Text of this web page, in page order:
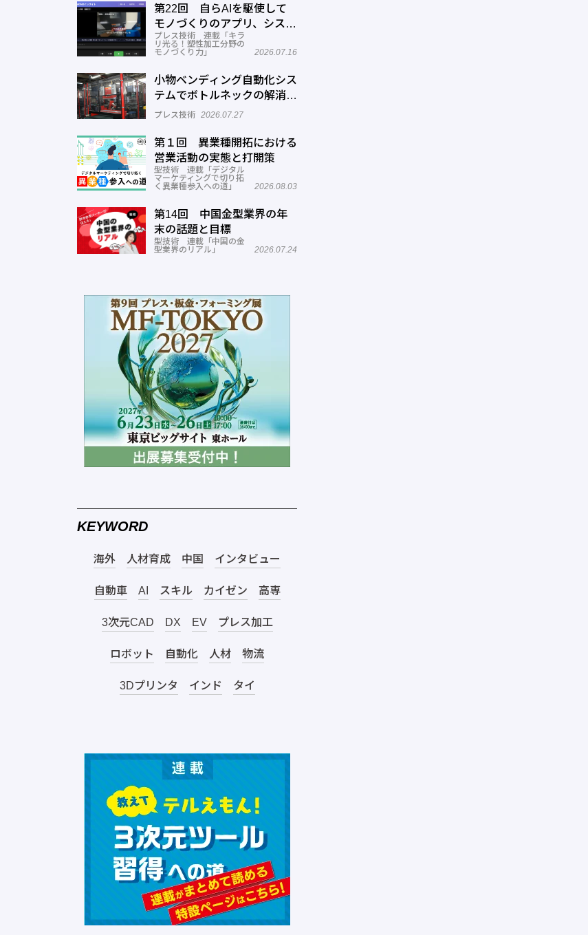
第22回 自らAIを駆使して
モノづくりのアプリ、システ
ムを開発する─オーテック
プレス技術 連載「キラ
リ光る！塑性加工分野の
モノづくり力」
2026.07.16
小物ベンディング自動化シス
テムでボトルネックの解消へ
─正幸産業
プレス技術 2026.07.27
第１回 異業種開拓における
営業活動の実態と打開策
型技術 連載「デジタル
マーケティングで切り拓
く異業種参入への道」
2026.08.03
第14回 中国金型業界の年
末の話題と目標
型技術 連載「中国の金
型業界のリアル」
2026.07.24
KEYWORD
海外 人材育成 中国 インタビュー
自動車 AI スキル カイゼン 高専
3次元CAD DX EV プレス加工
ロボット 自動化 人材 物流
3Dプリンタ インド タイ